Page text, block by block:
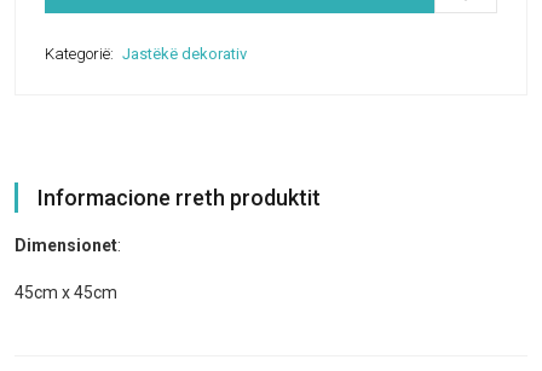
Kategorië: Jastëkë dekorativ
Informacione rreth produktit
Dimensionet:
45cm x 45cm